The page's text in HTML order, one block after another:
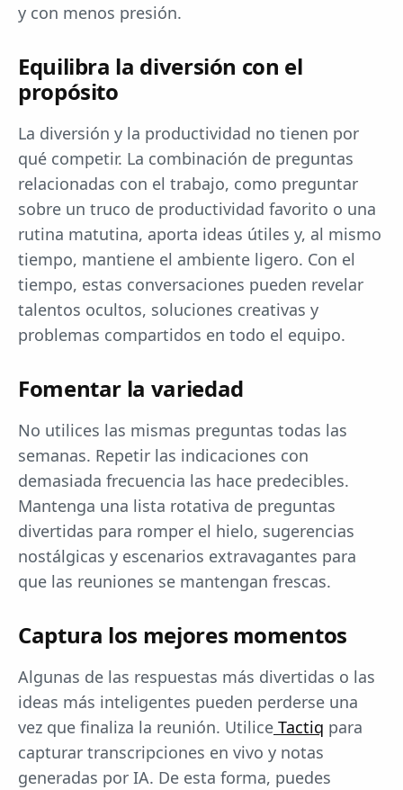
y con menos presión.
Equilibra la diversión con el
propósito
La diversión y la productividad no tienen por
qué competir. La combinación de preguntas
relacionadas con el trabajo, como preguntar
sobre un truco de productividad favorito o una
rutina matutina, aporta ideas útiles y, al mismo
tiempo, mantiene el ambiente ligero. Con el
tiempo, estas conversaciones pueden revelar
talentos ocultos, soluciones creativas y
problemas compartidos en todo el equipo.
Fomentar la variedad
No utilices las mismas preguntas todas las
semanas. Repetir las indicaciones con
demasiada frecuencia las hace predecibles.
Mantenga una lista rotativa de preguntas
divertidas para romper el hielo, sugerencias
nostálgicas y escenarios extravagantes para
que las reuniones se mantengan frescas.
Captura los mejores momentos
Algunas de las respuestas más divertidas o las
ideas más inteligentes pueden perderse una
vez que finaliza la reunión. Utilice Tactiq para
capturar transcripciones en vivo y notas
generadas por IA. De esta forma, puedes